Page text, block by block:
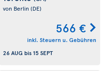
von Berlin (DE)
566 €
inkl. Steuern u. Gebühren
26 AUG bis 15 SEPT